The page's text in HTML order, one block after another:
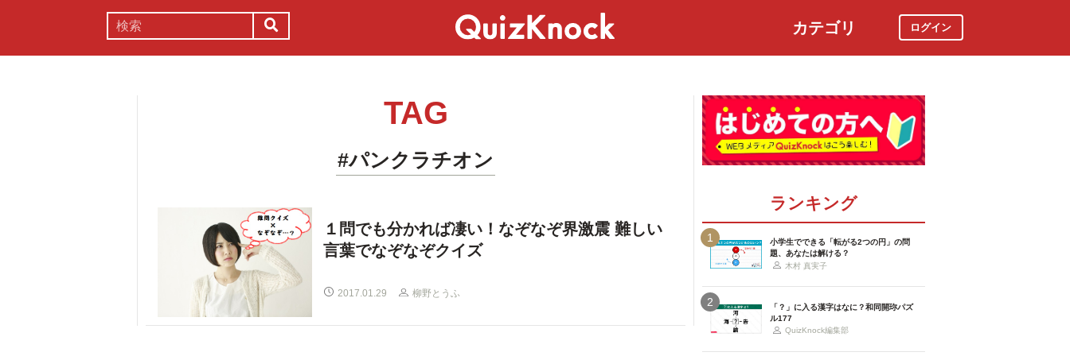
カテゴリ ログイン
TAG
#パンクラチオン
１問でも分かれば凄い！なぞなぞ界激震 難しい
言葉でなぞなぞクイズ
2017.01.29 柳野とうふ
ランキング
1
小学生でできる「転がる2つの円」の問
題、あなたは解ける？
木村 真実子
2
「？」に入る漢字はなに？和同開珎パズ
ル177
QuizKnock編集部